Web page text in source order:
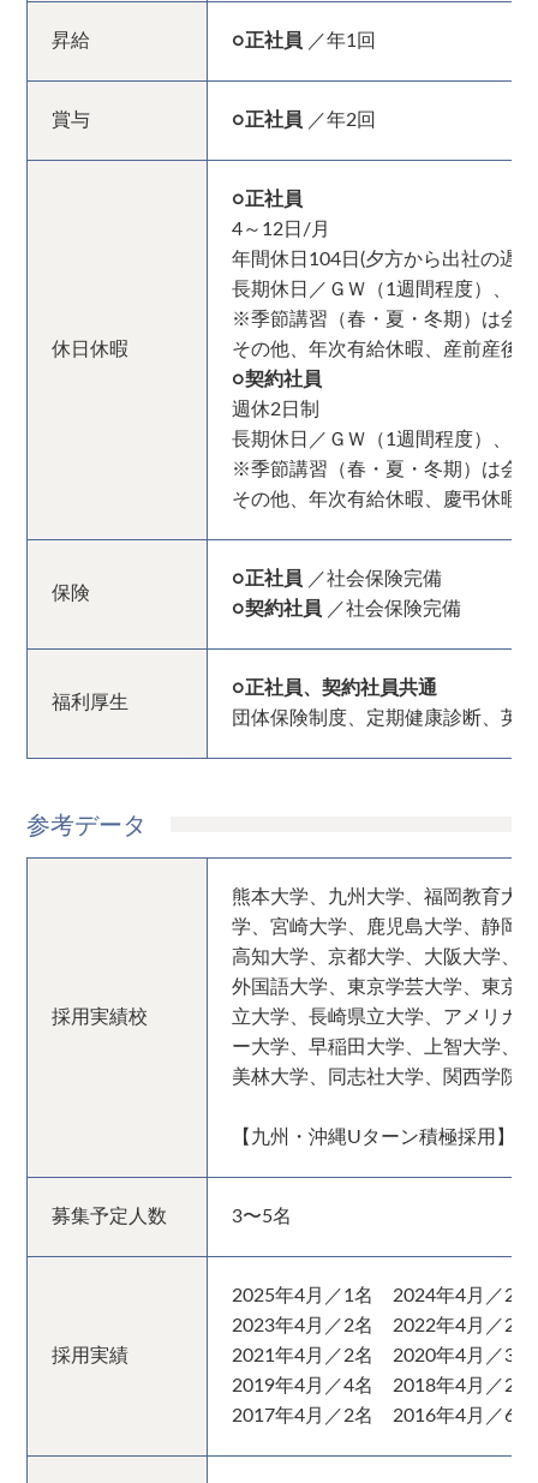
昇給 ○正社員 ／年1回
賞与 ○正社員 ／年2回
休日休暇
○正社員
4～12日/月
年間休日104日(夕方から出社の遅
長期休日／ＧＷ（1週間程度）、
※季節講習（春・夏・冬期）は会
その他、年次有給休暇、産前産後
○契約社員
週休2日制
長期休日／ＧＷ（1週間程度）、
※季節講習（春・夏・冬期）は会
その他、年次有給休暇、慶弔休暇
保険
○正社員 ／社会保険完備
○契約社員 ／社会保険完備
福利厚生
○正社員、契約社員共通
団体保険制度、定期健康診断、英
参考データ
採用実績校
熊本大学、九州大学、福岡教育大
学、宮崎大学、鹿児島大学、静岡
高知大学、京都大学、大阪大学、
外国語大学、東京学芸大学、東京
立大学、長崎県立大学、アメリカ
ー大学、早稲田大学、上智大学、
美林大学、同志社大学、関西学院
【九州・沖縄Uターン積極採用】
募集予定人数 3〜5名
採用実績
2025年4月／1名 2024年4月／2名
2023年4月／2名 2022年4月／2名
2021年4月／2名 2020年4月／3名
2019年4月／4名 2018年4月／2名
2017年4月／2名 2016年4月／6名